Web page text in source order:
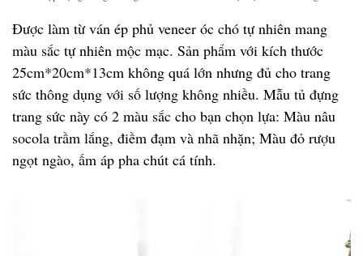
Được làm từ ván ép phủ veneer óc chó tự nhiên mang
màu sắc tự nhiên mộc mạc. Sản phẩm với kích thước
25cm*20cm*13cm không quá lớn nhưng đủ cho trang
sức thông dụng với số lượng không nhiều. Mẫu tủ đựng
trang sức này có 2 màu sắc cho bạn chọn lựa: Màu nâu
socola trầm lắng, điềm đạm và nhã nhặn; Màu đỏ rượu
ngọt ngào, ấm áp pha chút cá tính.